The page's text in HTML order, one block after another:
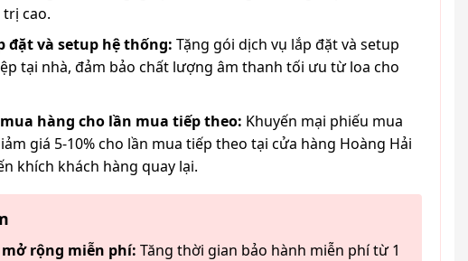
cao.
đặt và setup hệ thống: Tặng gói dịch vụ lắp đặt và setup
tại nhà, đảm bảo chất lượng âm thanh tối ưu từ loa cho
hàng cho lần mua tiếp theo: Khuyến mại phiếu mua
giá 5-10% cho lần mua tiếp theo tại cửa hàng Hoàng Hải
khích khách hàng quay lại.
rộng miễn phí: Tăng thời gian bảo hành miễn phí từ 1